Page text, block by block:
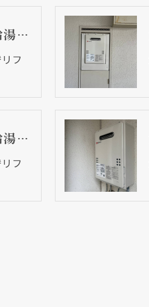
大阪市東住吉区 戸建て住宅の給湯器取替リフォーム工事 ノーリツ製給湯器
フ
大阪市東住吉区 マンションの給湯器取替リフォーム工事 ２００８年製でした
フ